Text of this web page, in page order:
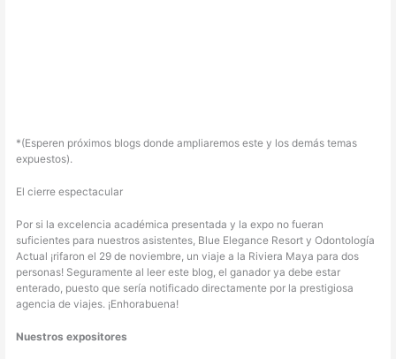
*(Esperen próximos blogs donde ampliaremos este y los demás temas
expuestos).
El cierre espectacular
Por si la excelencia académica presentada y la expo no fueran
suficientes para nuestros asistentes, Blue Elegance Resort y Odontología
Actual ¡rifaron el 29 de noviembre, un viaje a la Riviera Maya para dos
personas! Seguramente al leer este blog, el ganador ya debe estar
enterado, puesto que sería notificado directamente por la prestigiosa
agencia de viajes. ¡Enhorabuena!
Nuestros expositores